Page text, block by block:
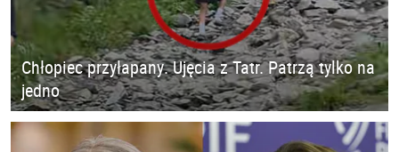
Chłopiec przyłapany. Ujęcia z Tatr. Patrzą tylko na
jedno